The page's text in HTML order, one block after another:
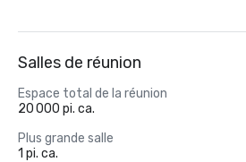
Salles de réunion
Espace total de la réunion
20 000 pi. ca.
Plus grande salle
1 pi. ca.